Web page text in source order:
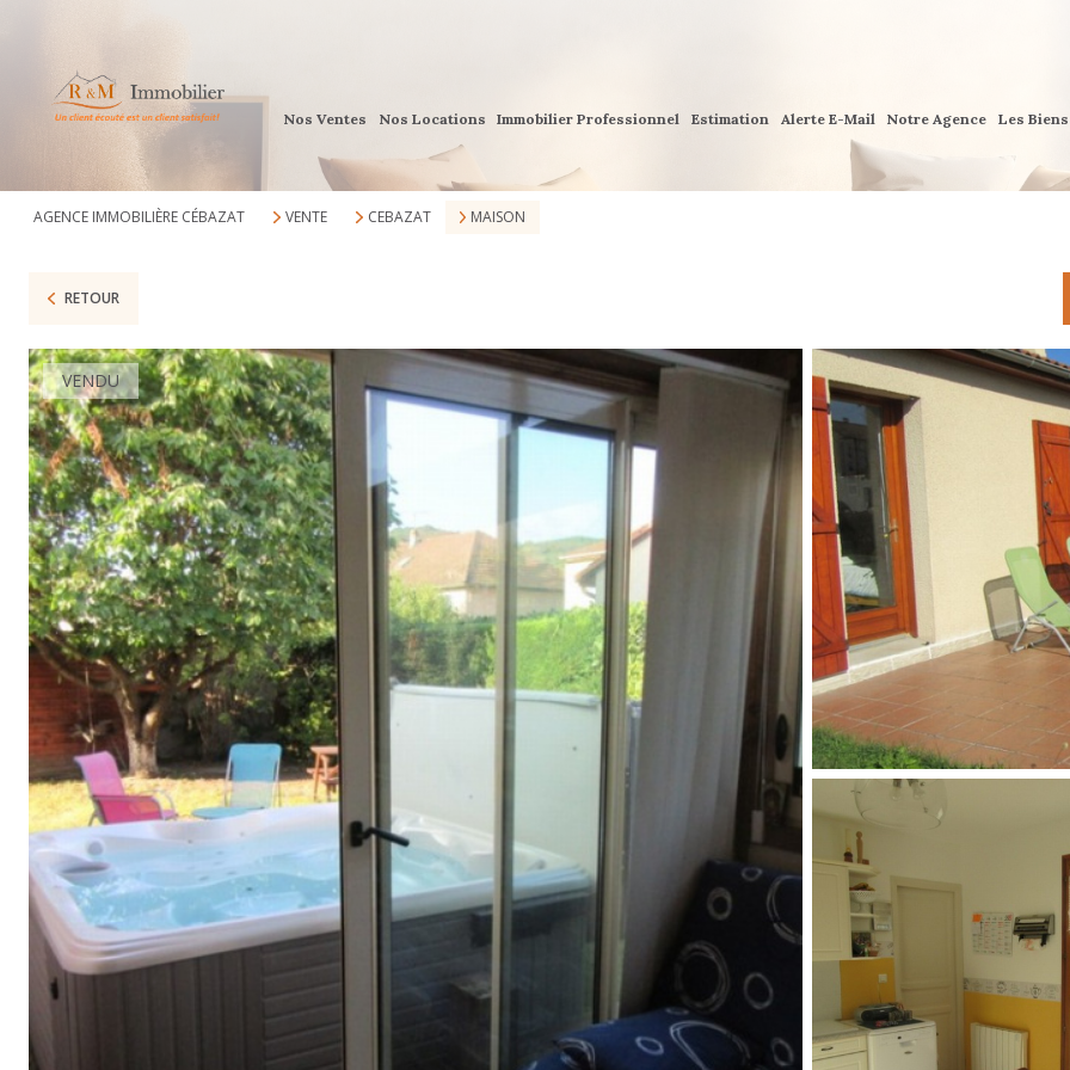
Nos Ventes Nos Locations Immobilier Professionnel Estimation Alerte E-Mail Notre Agence Les
AGENCE IMMOBILIÈRE CÉBAZAT VENTE CEBAZAT MAISON
RETOUR
VENDU